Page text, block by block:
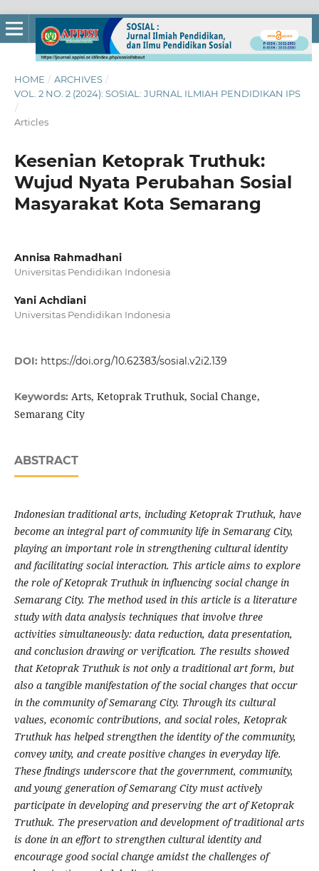
HOME / ARCHIVES /
VOL. 2 NO. 2 (2024): SOSIAL: JURNAL ILMIAH PENDIDIKAN IPS
/
Articles
Kesenian Ketoprak Truthuk:
Wujud Nyata Perubahan Sosial
Masyarakat Kota Semarang
Annisa Rahmadhani
Universitas Pendidikan Indonesia
Yani Achdiani
Universitas Pendidikan Indonesia
DOI: https://doi.org/10.62383/sosial.v2i2.139
Keywords: Arts, Ketoprak Truthuk, Social Change,
Semarang City
ABSTRACT
Indonesian traditional arts, including Ketoprak Truthuk, have
become an integral part of community life in Semarang City,
playing an important role in strengthening cultural identity
and facilitating social interaction. This article aims to explore
the role of Ketoprak Truthuk in influencing social change in
Semarang City. The method used in this article is a literature
study with data analysis techniques that involve three
activities simultaneously: data reduction, data presentation,
and conclusion drawing or verification. The results showed
that Ketoprak Truthuk is not only a traditional art form, but
also a tangible manifestation of the social changes that occur
in the community of Semarang City. Through its cultural
values, economic contributions, and social roles, Ketoprak
Truthuk has helped strengthen the identity of the community,
convey unity, and create positive changes in everyday life.
These findings underscore that the government, community,
and young generation of Semarang City must actively
participate in developing and preserving the art of Ketoprak
Truthuk. The preservation and development of traditional arts
is done in an effort to strengthen cultural identity and
encourage good social change amidst the challenges of